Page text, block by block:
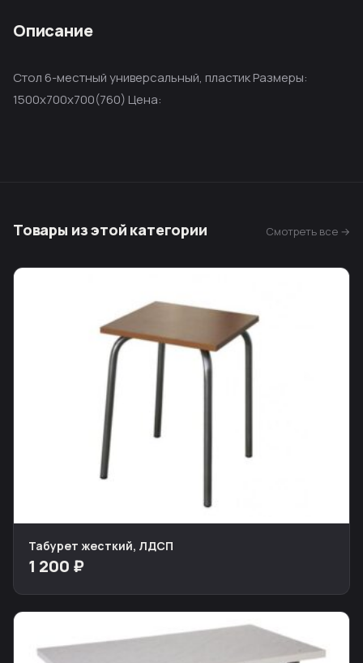
Описание
Стол 6-местный универсальный, пластик Размеры:
1500х700х700(760) Цена:
Товары из этой категории Смотреть все →
Табурет жесткий, ЛДСП
1 200 ₽